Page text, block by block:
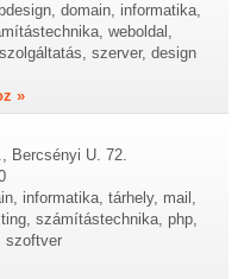
domain, informatika,
weboldal,
szerver, design
»
Bercsényi U. 72.
informatika, tárhely, mail,
számítástechnika, php,
szoftver